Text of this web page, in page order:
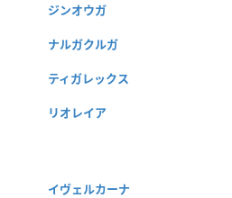
ジンオウガ
ナルガクルガ
ティガレックス
リオレイア
イヴェルカーナ